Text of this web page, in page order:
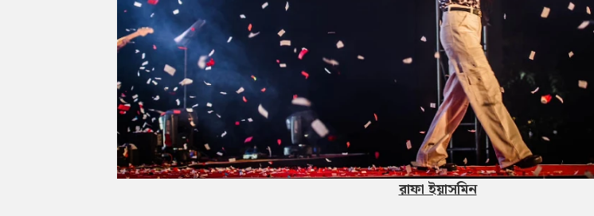
রাফা ইয়াসমিন